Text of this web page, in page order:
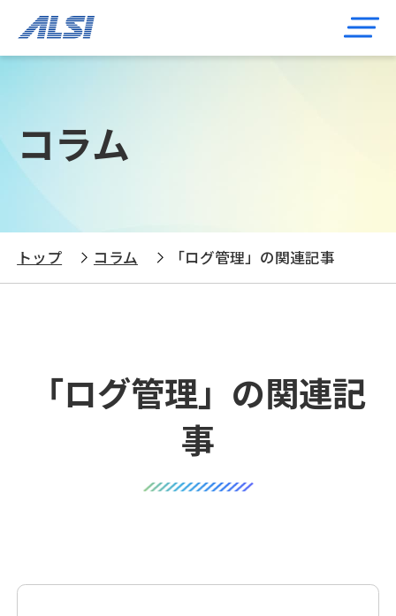
コラム
トップ コラム 「ログ管理」の関連記事
「ログ管理」の関連記
事